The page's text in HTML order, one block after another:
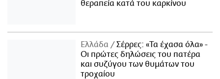
θεραπεία κατά του καρκίνου
Ελλάδα
Σέρρες: «Τα έχασα όλα» -
Οι πρώτες δηλώσεις του πατέρα
και συζύγου των θυμάτων του
τροχαίου